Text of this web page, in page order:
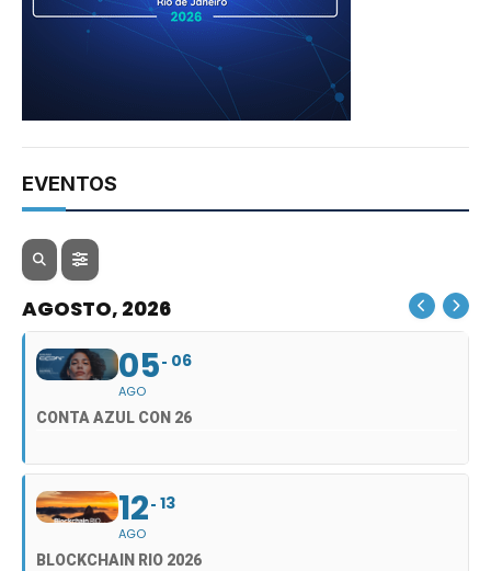
EVENTOS
AGOSTO, 2026
05
AGO
06
CONTA AZUL CON 26
12
AGO
13
BLOCKCHAIN RIO 2026